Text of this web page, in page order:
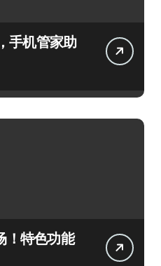
手机管家助
！特色功能